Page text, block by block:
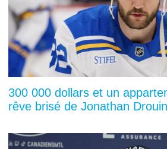
300 000 dollars et un
rêve brisé de Jonathan Drouin